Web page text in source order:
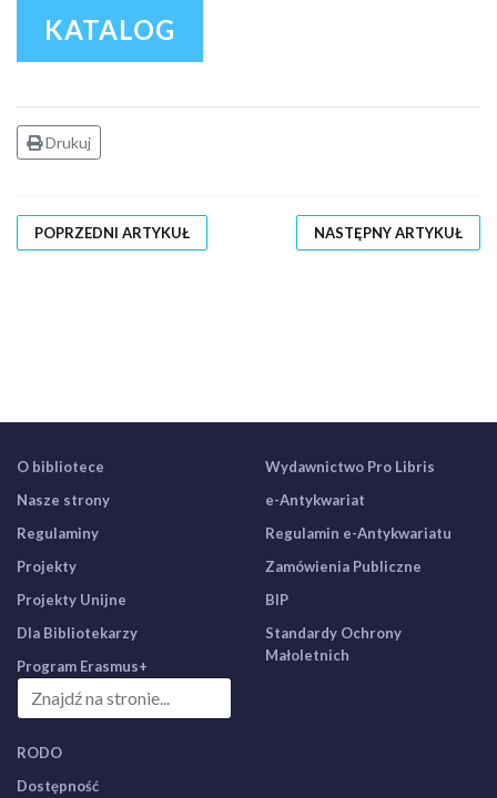
KATALOG
Drukuj
POPRZEDNI ARTYKUŁ NASTĘPNY ARTYKUŁ
O bibliotece
Nasze strony
Regulaminy
Projekty
Projekty Unijne
Dla Bibliotekarzy
Program Erasmus+
Wydawnictwo Pro Libris
e-Antykwariat
Regulamin e-Antykwariatu
Zamówienia Publiczne
BIP
Standardy Ochrony
Małoletnich
RODO
Dostępność